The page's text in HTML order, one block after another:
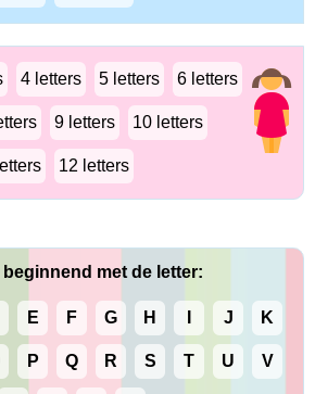
4 letters 5 letters 6 letters
9 letters 10 letters
12 letters
beginnend met de letter:
E F G H J K
P Q R S T U V